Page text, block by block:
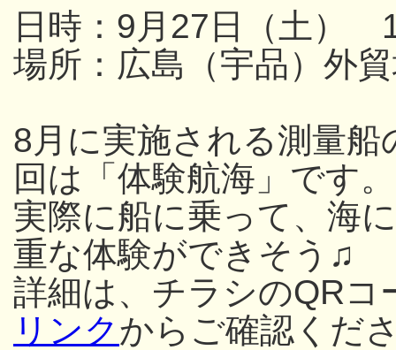
日時：9月27日（土）
場所：広島（宇品）外
8月に実施される測量
回は「体験航海」です。
実際に船に乗って、海
重な体験ができそう♫
詳細は、チラシのQRコ
リンクからご確認くだ